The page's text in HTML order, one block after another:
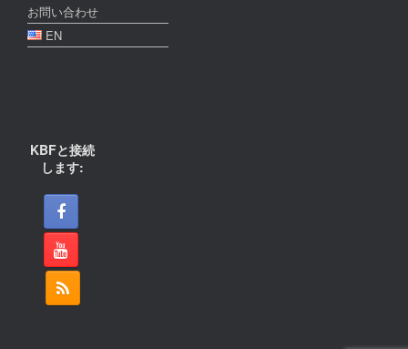
お問い合わせ
EN
KBFと接続
します: